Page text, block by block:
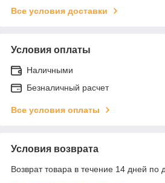
Все условия доставки
Условия оплаты
Наличными
Безналичный расчет
Все условия оплаты
Условия возврата
Возврат товара в течение 14 дней по